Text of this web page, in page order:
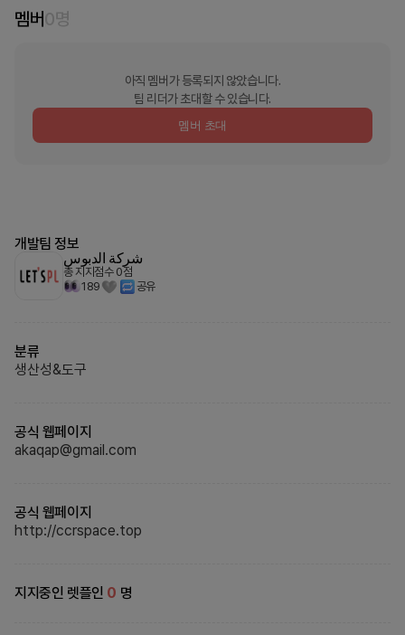
멤버0명
아직 멤버가 등록되지 않았습니다.
팀 리더가 초대할 수 있습니다.
멤버 초대
개발팀 정보
شركة الدبوس
총 지지점수 0점
189
공유
분류
생산성&도구
공식 웹페이지
akaqap@gmail.com
공식 웹페이지
http://ccrspace.top
지지중인 렛플인 0 명